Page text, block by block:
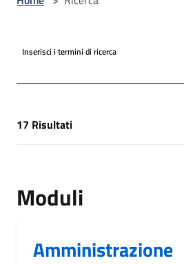
Inserisci i termini di ricerca
[results] Risultati
17 Risultati
Moduli
Amministrazione